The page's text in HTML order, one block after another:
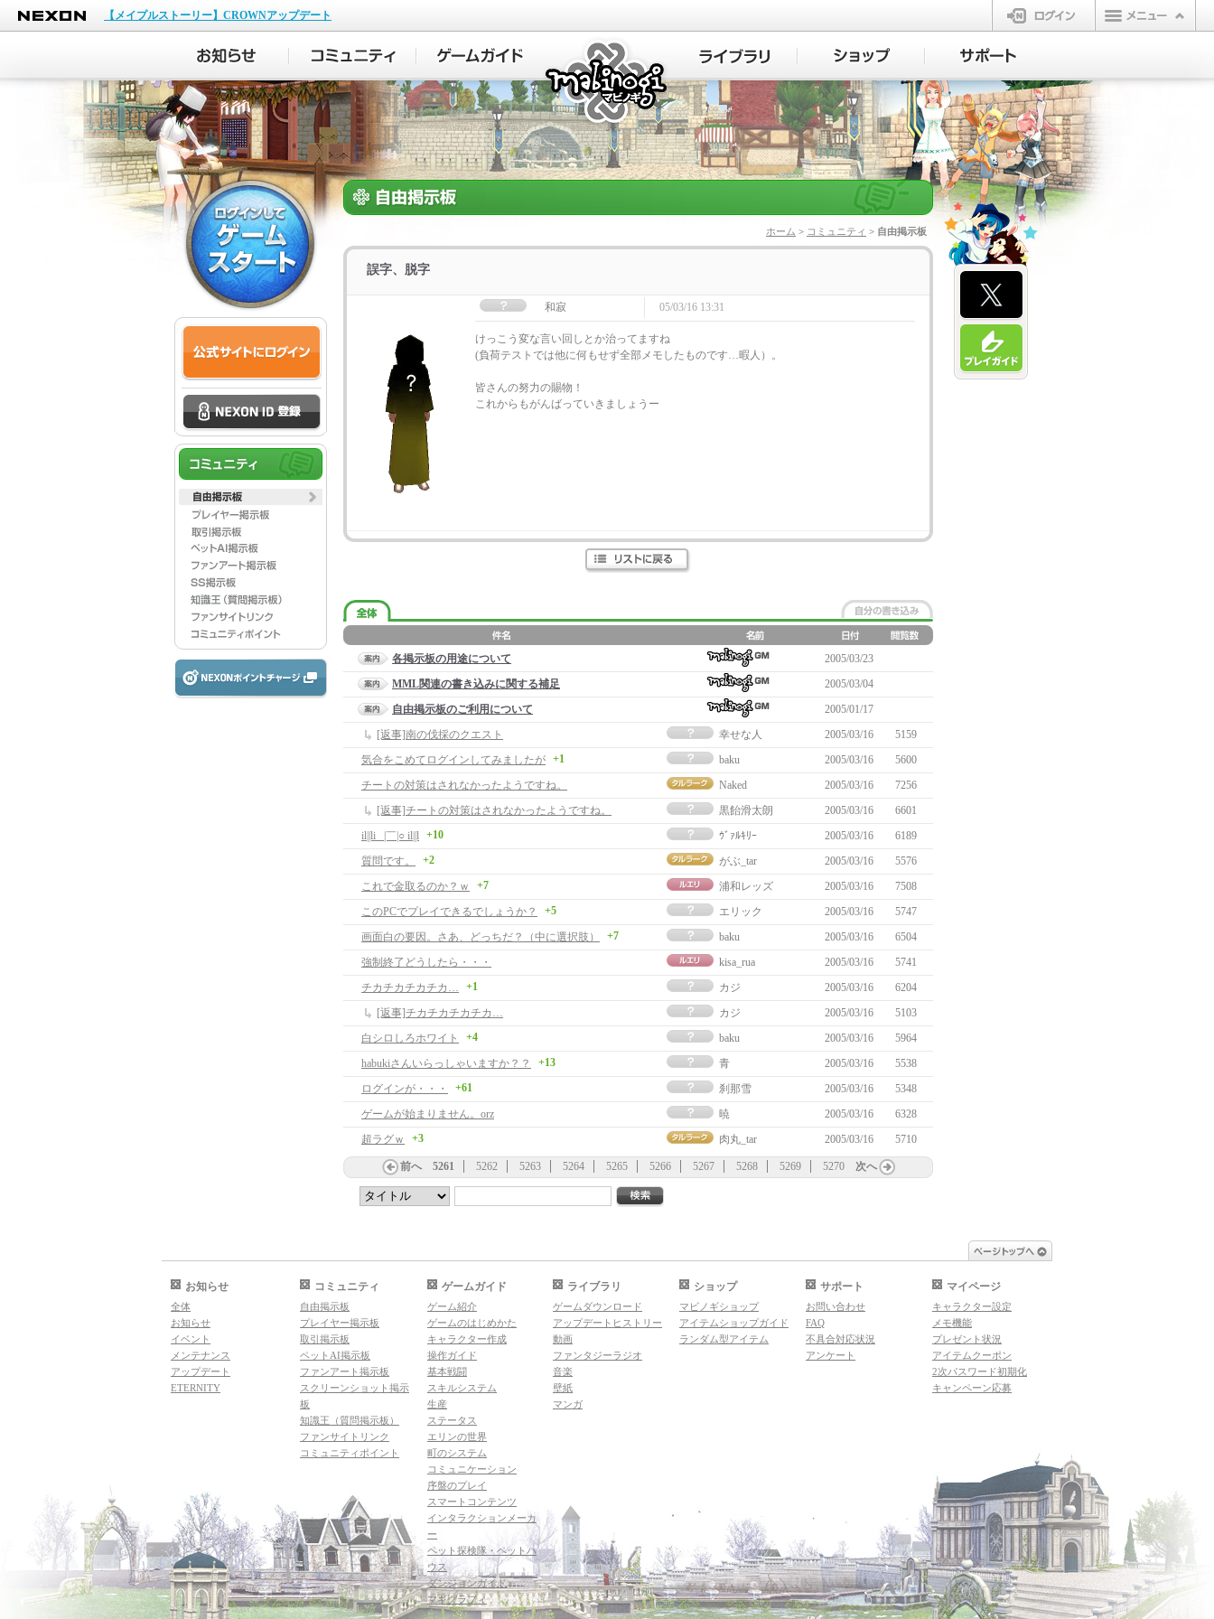
NEXON
【メイプルストーリー】CROWNアップデート
ログイン
マビノギ
ホーム > コミュニティ > 自由掲示板
誤字、脱字
和寂 05/03/16 13:31
けっこう変な言い回しとか治ってますね
(負荷テストでは他に何もせず全部メモしたものです…暇人）。
皆さんの努力の賜物！
これからもがんばっていきましょうー
各掲示板の用途について
2005/03/23
MML関連の書き込みに関する補足
2005/03/04
自由掲示板のご利用について
2005/01/17
[返事]南の伐採のクエスト
幸せな人 2005/03/16
5159
気合をこめてログインしてみましたが +1 baku 2005/03/16
5600
チートの対策はされなかったようですね。
Naked 2005/03/16
7256
[返事]チートの対策はされなかったようですね。
黒飴滑太朗 2005/03/16
6601
il||li _|￣|○ il||l +10 ｳﾞｧﾙｷﾘｰ 2005/03/16
6189
質問です。
+2 がぶ_tar 2005/03/16
5576
これで金取るのか？ｗ
+7 浦和レッズ 2005/03/16
7508
このPCでプレイできるでしょうか？
+5 エリック 2005/03/16
5747
画面白の要因。さあ、どっちだ？（中に選択肢）
+7 baku 2005/03/16
6504
強制終了どうしたら・・・
kisa_rua 2005/03/16
5741
チカチカチカチカ…
+1 カジ 2005/03/16
6204
[返事]チカチカチカチカ…
カジ 2005/03/16
5103
白シロしろホワイト
+4 baku 2005/03/16
5964
habukiさんいらっしゃいますか？？
+13 青 2005/03/16
5538
ログインが・・・
+61 刹那雪 2005/03/16
5348
ゲームが始まりません。orz
暁 2005/03/16
6328
超ラグｗ
+3 肉丸_tar 2005/03/16 5710
前へ 5261 5262 5263 5264 5265 5266 5267 5268 5269 5270 次へ
お知らせ
全体
お知らせ
イベント
メンテナンス
アップデート
ETERNITY
コミュニティ
自由掲示板
プレイヤー掲示板
取引掲示板
ペットAI掲示板
ファンアート掲示板
スクリーンショット掲示
板
知識王（質問掲示板）
ファンサイトリンク
コミュニティポイント
ゲームガイド
ゲーム紹介
ゲームのはじめかた
キャラクター作成
操作ガイド
基本戦闘
スキルシステム
生産
ステータス
エリンの世界
町のシステム
コミュニケーション
序盤のプレイ
スマートコンテンツ
インタラクションメーカ
ー
ペット探検隊・ペットハ
ウス
ダンジョンガイド
マギグラフィ
ライブラリ
ゲームダウンロード
アップデートヒストリー
動画
ファンタジーラジオ
音楽
壁紙
マンガ
ショップ
マビノギショップ
アイテムショップガイド
ランダム型アイテム
サポート
お問い合わせ
FAQ
不具合対応状況
アンケート
マイページ
キャラクター設定
メモ機能
プレゼント状況
アイテムクーポン
2次パスワード初期化
キャンペーン応募